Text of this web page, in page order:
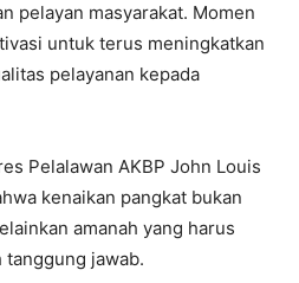
pelayan masyarakat. Momen
untuk terus meningkatkan
pelayanan kepada
Pelalawan AKBP John Louis
kenaikan pangkat bukan
amanah yang harus
jawab.